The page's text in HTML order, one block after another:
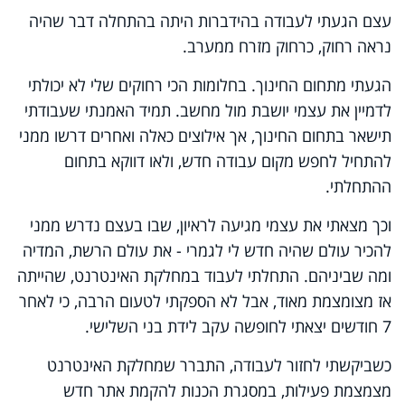
עצם הגעתי לעבודה בהידברות היתה בהתחלה דבר שהיה
נראה רחוק, כרחוק מזרח ממערב.
הגעתי מתחום החינוך. בחלומות הכי רחוקים שלי לא יכולתי
לדמיין את עצמי יושבת מול מחשב. תמיד האמנתי שעבודתי
תישאר בתחום החינוך, אך אילוצים כאלה ואחרים דרשו ממני
להתחיל לחפש מקום עבודה חדש, ולאו דווקא בתחום
ההתחלתי.
וכך מצאתי את עצמי מגיעה לראיון, שבו בעצם נדרש ממני
להכיר עולם שהיה חדש לי לגמרי - את עולם הרשת, המדיה
ומה שביניהם. התחלתי לעבוד במחלקת האינטרנט, שהייתה
אז מצומצמת מאוד, אבל לא הספקתי לטעום הרבה, כי לאחר
7 חודשים יצאתי לחופשה עקב לידת בני השלישי.
כשביקשתי לחזור לעבודה, התברר שמחלקת האינטרנט
מצמצמת פעילות, במסגרת הכנות להקמת אתר חדש